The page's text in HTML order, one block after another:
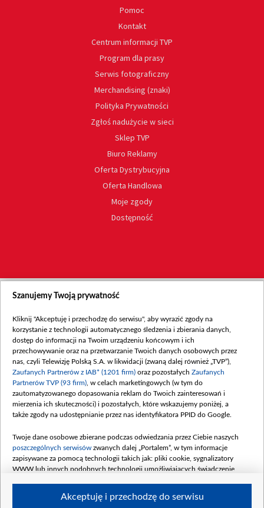
Pomoc
Kontakt
Centrum informacji TVP
Program dla prasy
Serwis fotograficzny
Merchandising (znaki)
Polityka Prywatności
Zgłoś nadużycie w sieci
Sklep TVP
Biuro Reklamy
Oferta Dystrybucyjna
Oferta Handlowa
Moje zgody
Dostępność
Szanujemy Twoją prywatność
Kliknij "Akceptuję i przechodzę do serwisu", aby wyrazić zgody na
korzystanie z technologii automatycznego śledzenia i zbierania danych,
dostęp do informacji na Twoim urządzeniu końcowym i ich
przechowywanie oraz na przetwarzanie Twoich danych osobowych przez
nas, czyli Telewizję Polską S.A. w likwidacji (zwaną dalej również „TVP”),
Zaufanych Partnerów z IAB* (1201 firm) oraz pozostałych Zaufanych
Partnerów TVP (93 firm) , w celach marketingowych (w tym do
zautomatyzowanego dopasowania reklam do Twoich zainteresowań i
mierzenia ich skuteczności) i pozostałych, które wskazujemy poniżej, a
także zgody na udostępnianie przez nas identyfikatora PPID do Google.
Twoje dane osobowe zbierane podczas odwiedzania przez Ciebie naszych
poszczególnych serwisów zwanych dalej „Portalem”, w tym informacje
zapisywane za pomocą technologii takich jak: pliki cookie, sygnalizatory
WWW lub innych podobnych technologii umożliwiających świadczenie
Akceptuję i przechodzę do serwisu